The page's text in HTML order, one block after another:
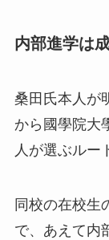
内部進学は
桑田氏本人が
から國學院大
人が選ぶルー
同校の在校生
で、あえて内